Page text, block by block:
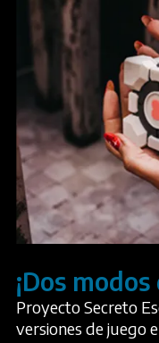
¡Dos
Proyecto Secreto
versiones de juego